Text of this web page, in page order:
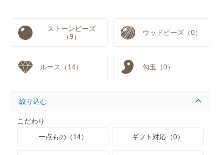
ストーンビーズ
（9）
ウッドビーズ（0）
ルース（14） 勾玉（0）
絞り込む
こだわり
一点もの（14）
ギフト対応（0）